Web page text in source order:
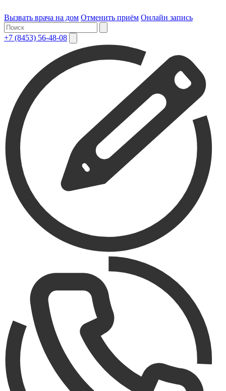
Вызвать врача на дом Отменить приём Онлайн запись
+7 (8453) 56-48-08